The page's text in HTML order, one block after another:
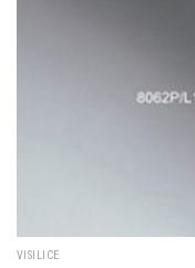
VISILICE